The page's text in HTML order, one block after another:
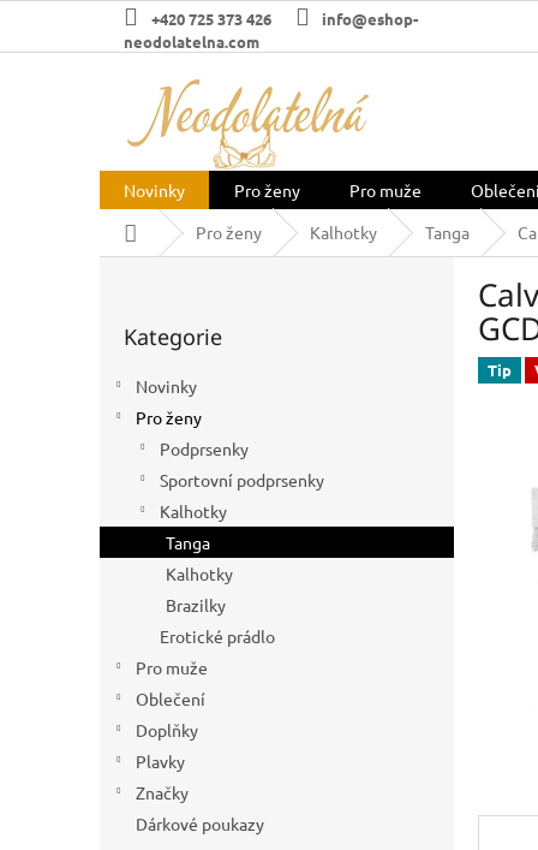
obsah
+420 725 373 426
info@eshop-
neodolatelna.com
Novinky Pro ženy Pro muže
Domů
Pro ženy Kalhotky Tanga
a
n
kategorie
Kategorie
Novinky
Pro ženy
Podprsenky
Sportovní podprsenky
Kalhotky
Tanga
Kalhotky
Brazilky
Erotické prádlo
Pro muže
Oblečení
Doplňky
Plavky
Značky
Dárkové poukazy
Tip